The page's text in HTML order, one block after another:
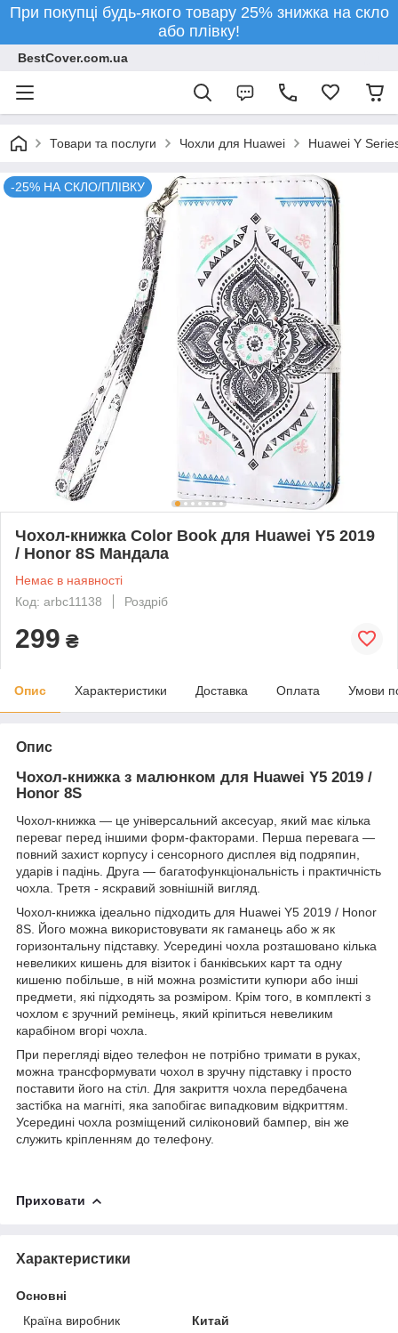
При покупці будь-якого товару 25% знижка на скло
або плівку!
BestCover.com.ua
Товари та послуги Чохли для Huawei Huawei Y
-25% НА СКЛО/ПЛІВКУ
Чохол-книжка Color Book для Huawei Y5 2019
/ Honor 8S Мандала
Немає в наявності
Код: arbc11138
Роздріб
299 ₴
Опис Характеристики Доставка Оплата Умови
Опис
Чохол-книжка з малюнком для Huawei Y5 2019 /
Honor 8S
Чохол-книжка ― це універсальний аксесуар, який має кілька
переваг перед іншими форм-факторами. Перша перевага ―
повний захист корпусу і сенсорного дисплея від подряпин,
ударів і падінь. Друга ― багатофункціональність і практичність
чохла. Третя - яскравий зовнішній вигляд.
Чохол-книжка ідеально підходить для Huawei Y5 2019 / Honor
8S. Його можна використовувати як гаманець або ж як
горизонтальну підставку. Усередині чохла розташовано кілька
невеликих кишень для візиток і банківських карт та одну
кишеню побільше, в ній можна розмістити купюри або інші
предмети, які підходять за розміром. Крім того, в комплекті з
чохлом є зручний ремінець, який кріпиться невеликим
карабіном вгорі чохла.
При перегляді відео телефон не потрібно тримати в руках,
можна трансформувати чохол в зручну підставку і просто
поставити його на стіл. Для закриття чохла передбачена
застібка на магніті, яка запобігає випадковим відкриттям.
Усередині чохла розміщений силіконовий бампер, він же
служить кріпленням до телефону.
Приховати
Характеристики
Основні
Країна виробник
Китай